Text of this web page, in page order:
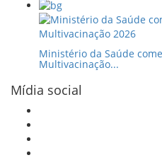
Ministério da Saúde
Multivacinação...
Mídia social